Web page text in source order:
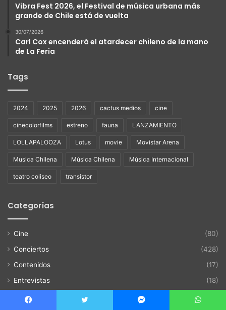
Vibra Fest 2026, el Festival de música urbana más
grande de Chile está de vuelta
30/07/2026
Carl Cox encenderá el atardecer chileno de la mano
de La Feria
Tags
2024 2025 2026 cactus medios cine
cinecolorfilms estreno fauna LANZAMIENTO
LOLLAPALOOZA Lotus movie Movistar Arena
Musica Chilena Música Chilena Música Internacional
teatro coliseo transistor
Categorías
Cine
(80)
Conciertos
(428)
Contenidos
(17)
Entrevistas
(18)
Eventos